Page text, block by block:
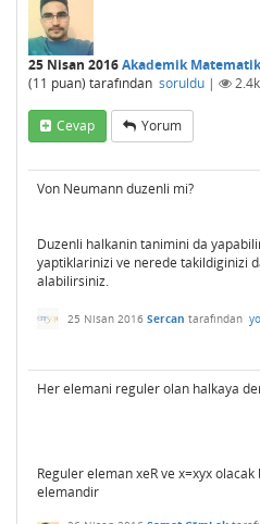
25 Nisan 2016Akademik Matematik
(11 puan) tarafından soruldu | 2.4k
Cevap Yorum
Von Neumann duzenli mi?
Duzenli halkanin tanimini da
yaptiklarinizi ve nerede takildiginizi
alabilirsiniz.
25 Nisan 2016 Sercan tarafından
Her elemani reguler olan halkaya
Reguler eleman xeR ve x=xyx
elemandir